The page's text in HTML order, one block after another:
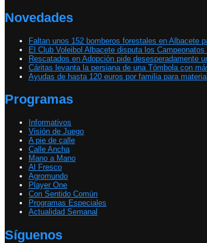
Novedades
Faltan unos 152 bomberos forestales en Albacete
El Club Voleibol Albacete disputa los
Rescatados en Adopción pide desesperadamente
Cáritas levanta la persiana de una Tómbola con
Ayudas de hasta 120 euros por familia para
Programas
Informativos
Visión de Juego
A pie de calle
Calle Ancha
Mano a Mano
Al Fresco
Agromundo
Player One
Con Sentido Común
Programas Especiales
Actualidad Semanal
Síguenos